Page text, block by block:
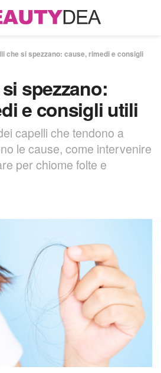
che si spezzano: cause, rimedi e consigli
spezzano:
e consigli utili
capelli che tendono a
le cause, come intervenire
per chiome folte e